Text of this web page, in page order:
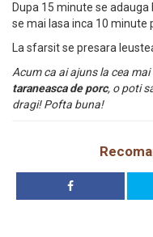
Dupa 15 minute se
se mai lasa inca 10 minute
La sfarsit se presara
Acum ca ai ajuns la cea
taraneasca de porc, o poti
dragi! Pofta buna!